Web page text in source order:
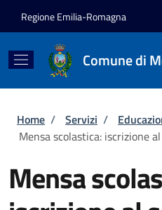
Regione Emilia-Romagna
Comune di
Briciole di
Home / Servizi /
Mensa scolastica: iscrizione
Mensa